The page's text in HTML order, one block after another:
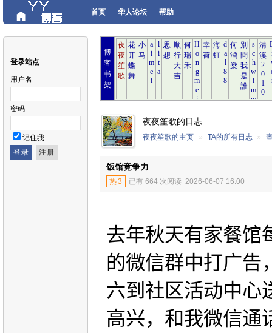
首页 华人论坛 帮助
登录站点
用户名
密码
记住我
博
客
书
架
夜夜笙歌的日志
夜夜笙歌的主页 » TA的所有日志 »
饭馆竞争力
热3 已有 664 次阅读 2026-06-07 16:00
去年秋天有家餐馆
的微信群中打广告
六到社区活动中心
高兴，和我微信通